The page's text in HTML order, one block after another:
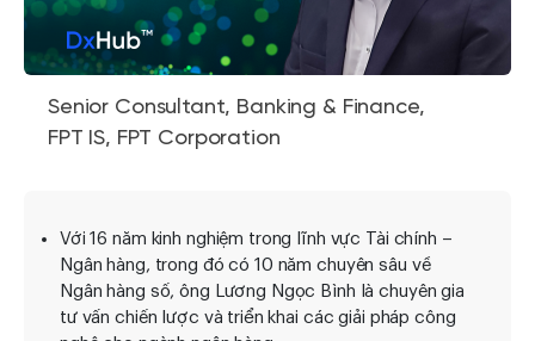
Senior Consultant, Banking & Finance,
FPT IS, FPT Corporation
Với 16 năm kinh nghiệm trong lĩnh vực Tài chính –
Ngân hàng, trong đó có 10 năm chuyên sâu về
Ngân hàng số, ông Lương Ngọc Bình là chuyên gia
tư vấn chiến lược và triển khai các giải pháp công